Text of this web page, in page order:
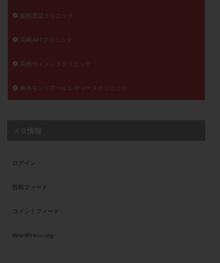
醍醐渡辺クリニック
高崎ARTクリニック
高橋ウイメンズクリニック
麻布モンテアール レディースクリニック
ログイン
投稿フィード
コメントフィード
WordPress.org